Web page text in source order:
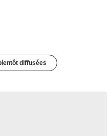
diffusées